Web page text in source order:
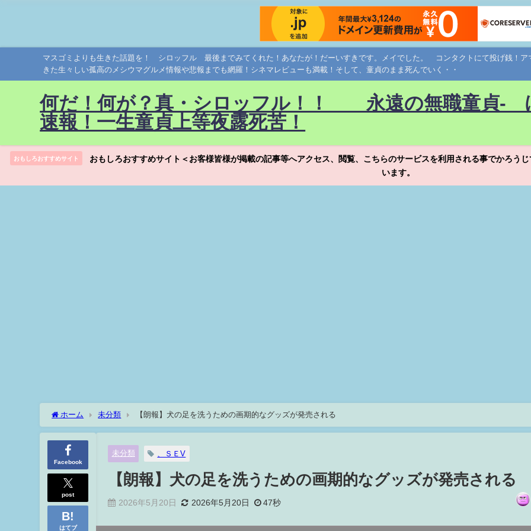
マスゴミよりも生きた話題を！ シロッフル 最後までみてくれた！あなたが！だーいすきです。メイでした。 コンタクトにて投げ銭！
きた生々しい孤高のメシウマグルメ情報や悲報までも網羅！シネマレビューも満載！そして、童貞のまま死んでいく・・
何だ！何が？真・シロッフル！！ 永遠の無職童貞-
速報！一生童貞上等夜露死苦！
おもしろおすすめサイト
おもしろおすすめサイト＜お客様皆様が掲載の記事等へアクセス、閲覧、こちらのサービスを利用される事でかろう
います。
ホーム 未分類 【朗報】犬の足を洗うための画期的なグッズが発売される
Facebook
post
はてブ
未分類 、ＳＥV
【朗報】犬の足を洗うための画期的なグッズが発売される
2026年5月20日 2026年5月20日 47秒